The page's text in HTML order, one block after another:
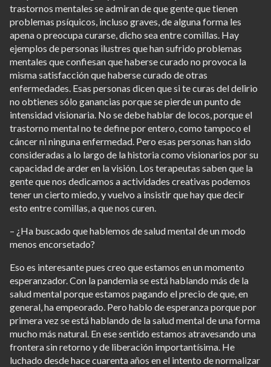
trastornos mentales se admiran de que gente que tienen
problemas psíquicos, incluso graves, de alguna forma les
apena o preocupa curarse, dicho sea entre comillas. Hay
ejemplos de personas ilustres que han sufrido problemas
mentales que confiesan que haberse curado no provoca la
misma satisfacción que haberse curado de otras
enfermedades. Esas personas dicen que si te curas del delirio
no obtienes sólo ganancias porque se pierde un punto de
intensidad visionaria. No se debe hablar de locos, porque el
trastorno mental no te define por entero, como tampoco el
cáncer ni ninguna enfermedad. Pero esas personas han sido
consideradas a lo largo de la historia como visionarios por su
capacidad de arder en la visión. Los terapeutas saben que la
gente que nos dedicamos a actividades creativas podemos
tener un cierto miedo, y vuelvo a insistir que hay que decir
esto entre comillas, a que nos curen.
– ¿Ha buscado que hablemos de salud mental de un modo
menos encorsetado?
Eso es interesante pues creo que estamos en un momento
esperanzador. Con la pandemia se está hablando más de la
salud mental porque estamos pagando el precio de que, en
general, ha empeorado. Pero hablo de esperanza porque por
primera vez se está hablando de la salud mental de una forma
mucho más natural. En ese sentido estamos atravesando una
frontera sin retorno y de liberación importantísima. He
luchado desde hace cuarenta años en el intento de normalizar